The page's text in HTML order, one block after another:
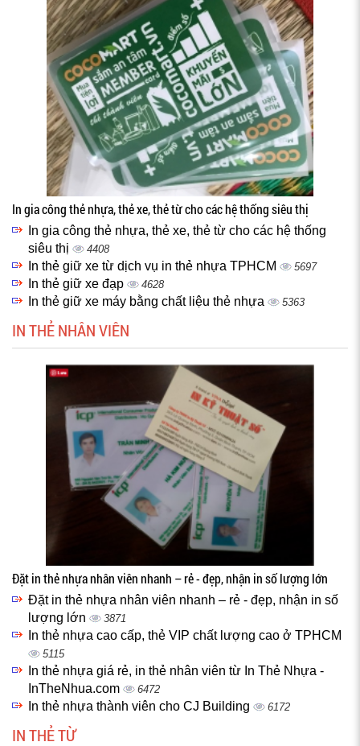
In gia công thẻ nhựa, thẻ xe, thẻ từ cho các hệ thống siêu thị
In gia công thẻ nhựa, thẻ xe, thẻ từ cho các hệ thống
siêu thị
4408
In thẻ giữ xe từ dịch vụ in thẻ nhựa TPHCM 5697
In thẻ giữ xe đạp 4628
In thẻ giữ xe máy bằng chất liệu thẻ nhựa 5363
IN THẺ NHÂN VIÊN
Đặt in thẻ nhựa nhân viên nhanh – rẻ - đẹp, nhận in số lượng lớn
Đặt in thẻ nhựa nhân viên nhanh – rẻ - đẹp, nhận in số
lượng lớn
3871
In thẻ nhựa cao cấp, thẻ VIP chất lượng cao ở TPHCM
5115
In thẻ nhựa giá rẻ, in thẻ nhân viên từ In Thẻ Nhựa -
InTheNhua.com
6472
In thẻ nhựa thành viên cho CJ Building 6172
IN THẺ TỪ